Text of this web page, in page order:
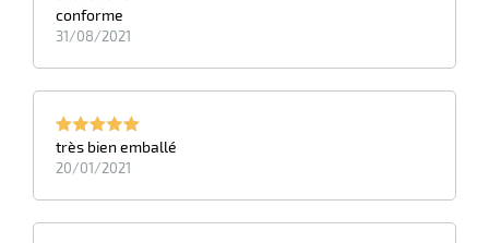
conforme
31/08/2021
très bien emballé
20/01/2021